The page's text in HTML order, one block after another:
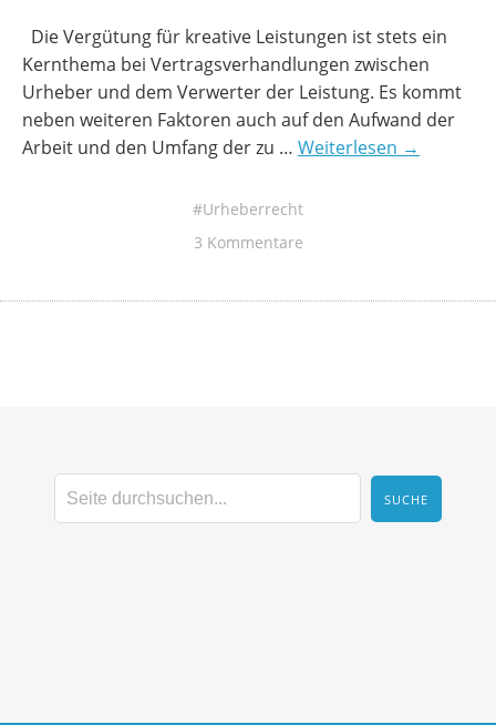
Die Vergütung für kreative Leistungen ist stets ein
Kernthema bei Vertragsverhandlungen zwischen
Urheber und dem Verwerter der Leistung. Es kommt
neben weiteren Faktoren auch auf den Aufwand der
Arbeit und den Umfang der zu … Weiterlesen →
Urheberrecht
3 Kommentare